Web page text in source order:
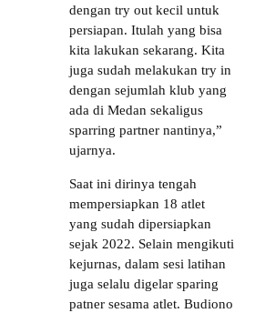
dengan try out kecil untuk
persiapan. Itulah yang bisa
kita lakukan sekarang. Kita
juga sudah melakukan try in
dengan sejumlah klub yang
ada di Medan sekaligus
sparring partner nantinya,”
ujarnya.
Saat ini dirinya tengah
mempersiapkan 18 atlet
yang sudah dipersiapkan
sejak 2022. Selain mengikuti
kejurnas, dalam sesi latihan
juga selalu digelar sparing
patner sesama atlet. Budiono